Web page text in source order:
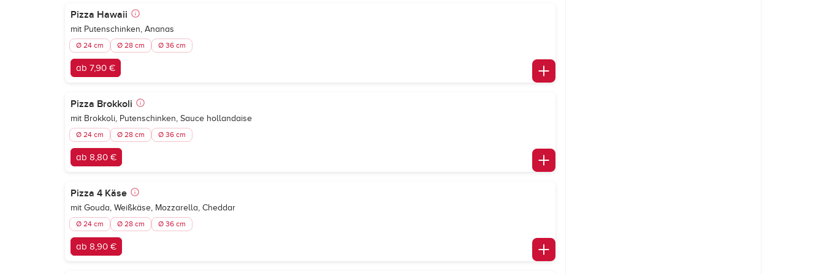
Pizza Hawaii
mit Putenschinken, Ananas
Ø 24 cm Ø 28 cm Ø 36 cm
ab 7,90 €
Pizza Brokkoli
mit Brokkoli, Putenschinken, Sauce hollandaise
Ø 24 cm Ø 28 cm Ø 36 cm
ab 8,80 €
Pizza 4 Käse
mit Gouda, Weißkäse, Mozzarella, Cheddar
Ø 24 cm Ø 28 cm Ø 36 cm
ab 8,90 €